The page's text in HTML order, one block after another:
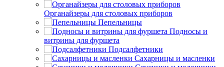
Органайзеры для столовых приборов
Пепельницы
Подносы и
витрины для фуршета
Подсалфетники
Сахарницы и масленки